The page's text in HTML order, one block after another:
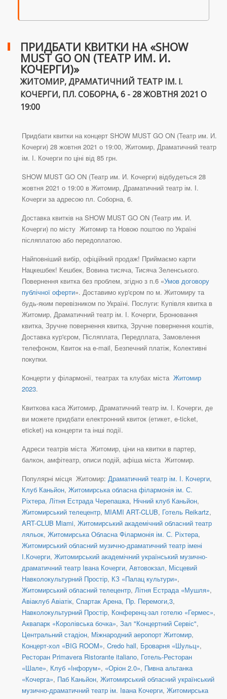
ПРИДБАТИ КВИТКИ НА «SHOW
MUST GO ON (ТЕАТР ИМ. И.
КОЧЕРГИ)»
ЖИТОМИР, ДРАМАТИЧНИЙ ТЕАТР ІМ. І.
КОЧЕРГИ, ПЛ. СОБОРНА, 6 - 28 ЖОВТНЯ 2021 О
19:00
Придбати квитки на концерт SHOW MUST GO ON (Театр им. И.
Кочерги) 28 жовтня 2021 о 19:00, Житомир, Драматичний театр
ім. І. Кочерги по ціні від 85 грн.
SHOW MUST GO ON (Театр им. И. Кочерги) відбудеться 28
жовтня 2021 о 19:00 в Житомир, Драматичний театр ім. І.
Кочерги за адресою пл. Соборна, 6.
Доставка квитків на SHOW MUST GO ON (Театр им. И.
Кочерги) по місту Житомир та Новою поштою по Україні
післяплатою або передоплатою.
Найповніший вибір, офіційний продаж! Приймаємо карти
Нацкешбек! Кешбек, Вовина тисяча, Тисяча Зеленського.
Повернення квитка без проблем, згідно з п.6 «Умов договору
публічної оферти». Доставимо кур'єром по м. Житомиру та
будь-яким перевізником по Україні. Послуги: Купівля квитка в
Житомир, Драматичний театр ім. І. Кочерги, Бронювання
квитка, Зручне повернення квитка, Зручне повернення коштів,
Доставка кур'єром, Післяплата, Передплата, Замовлення
телефоном, Квиток на e-mail, Безпечний платіж, Колективні
покупки.
Концерти у філармонії, театрах та клубах міста Житомир
2023.
Квиткова каса Житомир, Драматичний театр ім. І. Кочерги, де
ви можете придбати електронний квиток (етикет, e-ticket,
eticket) на концерти та інші події.
Адреси театрів міста Житомир, ціни на квитки в партер,
балкон, амфітеатр, описи подій, афіша міста Житомир.
Популярні місця Житомир: Драматичний театр ім. І. Кочерги,
Клуб Каньйон, Житомирська обласна філармонія ім. С.
Ріхтера, Літня Естрада Черепашка, Нічний клуб Каньйон,
Житомирський телецентр, MIAMI ART-CLUB, Готель Reikartz,
ART-CLUB Miami, Житомирський академічний обласний театр
ляльок, Житомирська Обласна Філармонія ім. С. Ріхтера,
Житомирський обласний музично-драматичний театр імені
І.Кочерги, Житомирський академічний український музично-
драматичний театр Івана Кочерги, Автовокзал, Місцевий
Навколокультурний Простір, КЗ «Палац культури»,
Житомирський обласний телецентр, Літня Естрада «Мушля»,
Авіаклуб Авіатік, Спартак Арена, Пр. Перемоги,3,
Навколокультурний Простір, Конференц-зал готелю «Гермес»,
Аквапарк «Королівська бочка», Зал "Концертний Сервіс",
Центральний стадіон, Міжнародний аеропорт Житомир,
Концерт-хол «BIG ROOM», Credo hall, Броварня «Шульц»,
Ресторан Primavera Ristorante italiano, Готель-Ресторан
«Шале», Клуб «Інфорум», «Оріон 2.0», Пивна альтанка
«Кочерга», Паб Каньйон, Житомирський обласний український
музично-драматичний театр ім. Івана Кочерги, Житомирська